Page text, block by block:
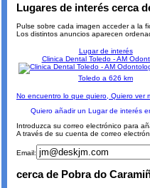
Lugares de interés cerca
Pulse sobre cada imagen acceder a la
Los distintos anuncios aparecen
Lugar de interés
Clinica Dental Toledo - AM
Toledo a 626 km
No encuentro lo que quiero, Quiero ver
Quiero añadir un Lugar de interés
Introduzca su correo electrónico para
A través de su cuenta de correo
Email:
cerca de Pobra do